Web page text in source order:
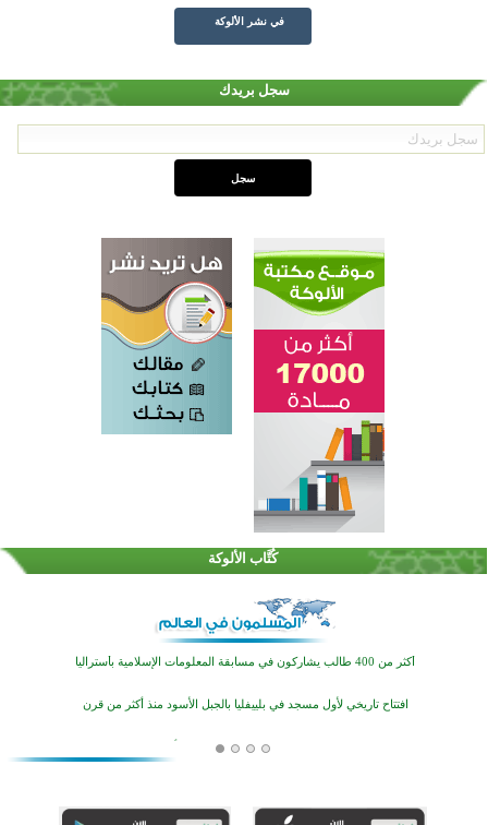
في نشر الألوكة
سجل بريدك
كُتَّاب الألوكة
تيسليتش تختتم برنامجا تعليميا لتعزيز القيم وبناء الشخصية للشباب المسلمين
انطلاق فعاليات "أيام مساجد إستولتس 2026" ببرنامج ديني وثقافي يمتد حتى أغسطس
أكثر من 400 طالب يشاركون في مسابقة المعلومات الإسلامية بأستراليا
افتتاح تاريخي لأول مسجد في بلييفليا بالجبل الأسود منذ أكثر من قرن
منطقة ريبوفسي تحتفل بميلاد مسجد جديد في أجواء إيمانية مميزة